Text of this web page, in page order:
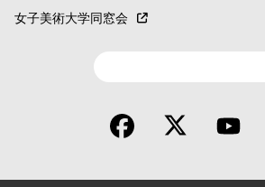
女子美術大学同窓会